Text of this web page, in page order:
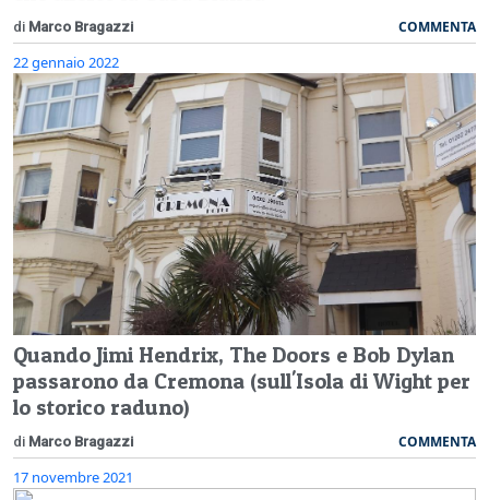
di Marco Bragazzi COMMENTA
22 gennaio 2022
Quando Jimi Hendrix, The Doors e Bob Dylan
passarono da Cremona (sull'Isola di Wight per
lo storico raduno)
di Marco Bragazzi COMMENTA
17 novembre 2021